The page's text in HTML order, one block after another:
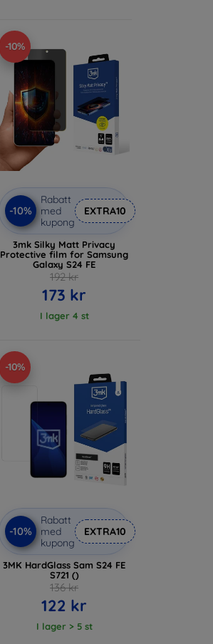
-10%
-10%
Rabatt
med
kupong
EXTRA10
3mk Silky Matt Privacy
Protective film for Samsung
Galaxy S24 FE
192 kr
173 kr
I lager 4 st
-10%
-10%
Rabatt
med
kupong
EXTRA10
3MK HardGlass Sam S24 FE
S721 ()
136 kr
122 kr
I lager > 5 st